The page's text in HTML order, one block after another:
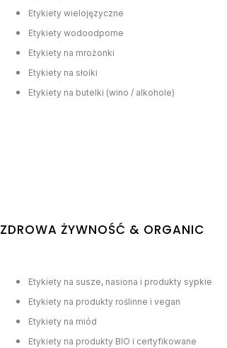
Etykiety wielojęzyczne
Etykiety wodoodporne
Etykiety na mrożonki
Etykiety na słoiki
Etykiety na butelki (wino / alkohole)
ZDROWA ŻYWNOŚĆ & ORGANIC
Etykiety na susze, nasiona i produkty sypkie
Etykiety na produkty roślinne i vegan
Etykiety na miód
Etykiety na produkty BIO i certyfikowane